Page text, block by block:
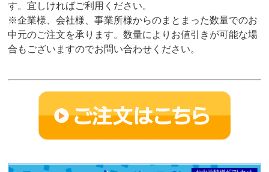
す。宜しければご利用ください。
※企業様、会社様、事業所様からのまとまった数量でのお
中元のご注文を承ります。数量によりお値引きが可能な場
合もございますのでお問い合わせください。